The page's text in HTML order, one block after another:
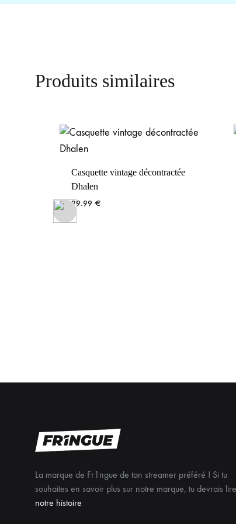
Produits similaires
Casquette vintage décontractée
Dhalen
29.99€